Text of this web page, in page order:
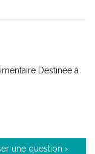
Destinée à
une question ›